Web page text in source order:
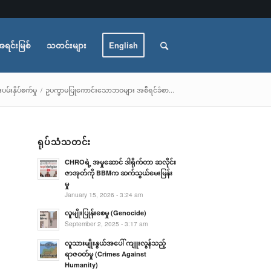
င်းမြစ် သတင်းများ English
ပမ်းနှိပ်စက်မှု / ဥပက္ခာမပြုကောင်းသောဘဝများ အစီရင်ခံစာ...
ရုပ်သံသတင်း
CHROရဲ့ အမှုဆောင် ဒါရိုက်တာ ဆလိုင်း
ဇာအုတ်ကို BBMက ဆက်သွယ်မေးမြန်း
မှု
January 15, 2026 - 3:24 am
လူမျိုးပြုန်းစေမှု (Genocide)
September 2, 2025 - 3:17 am
လူသားမျိုးနွယ်အပေါ် ကျူးလွန်သည့်
ရာဇဝတ်မှု (Crimes Against
Humanity)